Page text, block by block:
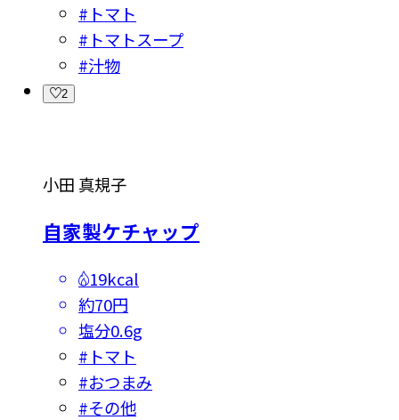
# トマト
# トマトスープ
#汁物
2
小田 真規子
自家製ケチャップ
19kcal
約70円
塩分0.6g
# トマト
#おつまみ
#その他